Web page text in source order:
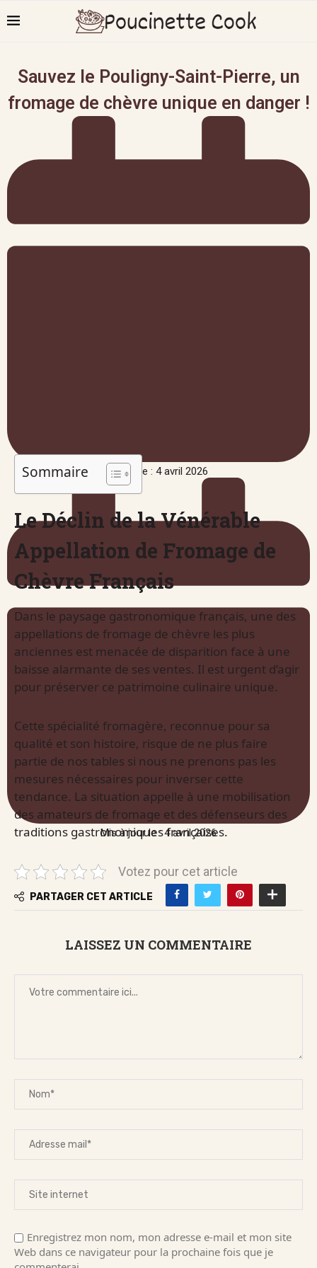
Sauvez le Pouligny-Saint-Pierre, un
fromage de chèvre unique en danger !
Publié le : 4 avril 2026
Mis à jour le : 4 avril 2026
Sommaire
Le Déclin de la Vénérable
Appellation de Fromage de
Chèvre Français
Dans le paysage gastronomique français, une des
appellations de fromage de chèvre les plus
anciennes est menacée de disparition face à une
baisse alarmante de ses ventes. Il est urgent d’agir
pour préserver ce patrimoine culinaire unique.
Cette spécialité fromagère, reconnue pour sa
qualité et son histoire, risque de ne plus faire
partie de nos tables si nous ne prenons pas les
mesures nécessaires pour inverser cette
tendance. La situation appelle à une mobilisation
des amateurs de fromage et des défenseurs des
traditions gastronomiques françaises.
Votez pour cet article
PARTAGER CET ARTICLE
LAISSEZ UN COMMENTAIRE
Enregistrez mon nom, mon adresse e-mail et mon site
Web dans ce navigateur pour la prochaine fois que je